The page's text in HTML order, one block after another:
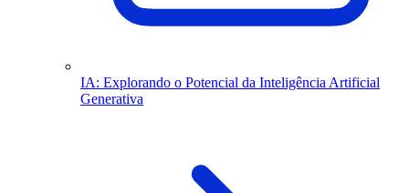
IA: Explorando o Potencial da Inteligência Artificial
Generativa